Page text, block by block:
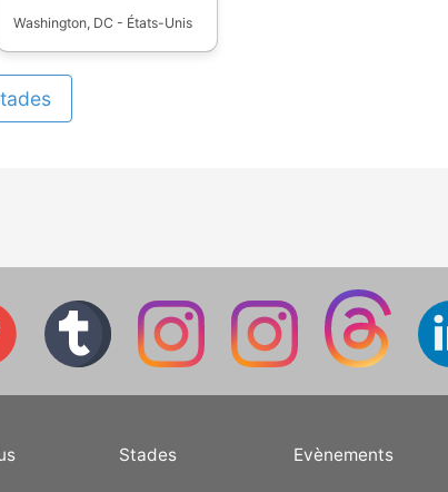
Washington, DC - États-Unis
Stades Evènements